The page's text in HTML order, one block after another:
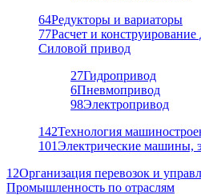
64Редукторы и вариаторы
77Расчет и
Силовой привод
27Гидропривод
6Пневмопривод
98Электропривод
142Технология
101Электрические машины,
12Организация перевозок и
Промышленность по отраслям